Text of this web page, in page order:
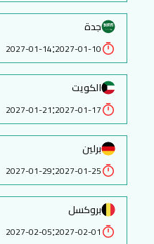
جدة
2027-01-10
:
2027-01-14
الكويت
2027-01-17
:
2027-01-21
برلين
2027-01-25
:
2027-01-29
بروكسل
2027-02-01
:
2027-02-05